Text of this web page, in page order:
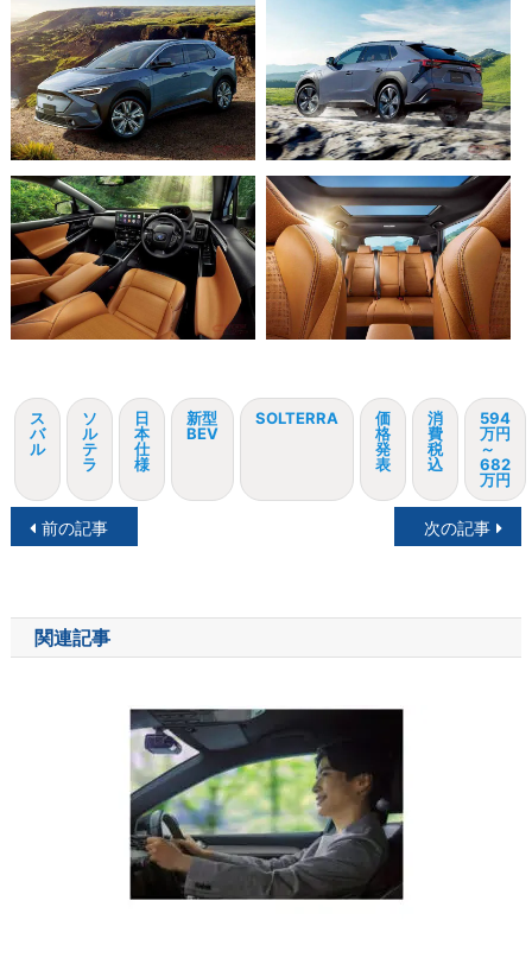
ス
バ
ル
ソ
ル
テ
ラ
日
本
仕
様
新型
BEV
SOLTERRA
価
格
発
表
消
費
税
込
594
万円
～
682
万円
投
ナ
ビ
前の記事 次の記事
関連記事